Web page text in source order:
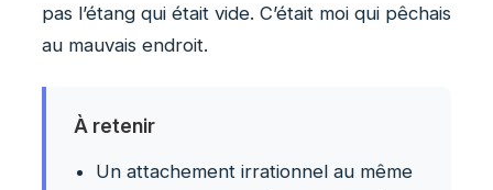
pas l’étang qui était vide. C’était moi qui pêchais
au mauvais endroit.
À retenir
Un attachement irrationnel au même